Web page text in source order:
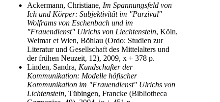
Ackermann, Christiane, Im Spannungsfeld von
Ich und Körper: Subjektivität im "Parzival"
Wolframs von Eschenbach und im
"Frauendienst" Ulrichs von Liechtenstein, Köln,
Weimar et Wien, Böhlau (Ordo: Studien zur
Literatur und Gesellschaft des Mittelalters und
der frühen Neuzeit, 12), 2009, x + 378 p.
Linden, Sandra, Kundschafter der
Kommunikation: Modelle höfischer
Kommunikation im "Frauendienst" Ulrichs von
Lichtenstein, Tübingen, Francke (Bibliotheca